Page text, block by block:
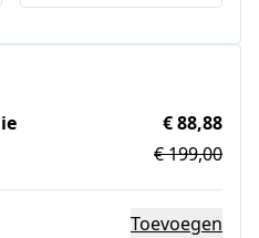
€ 88,88
€ 199,00
Toevoegen